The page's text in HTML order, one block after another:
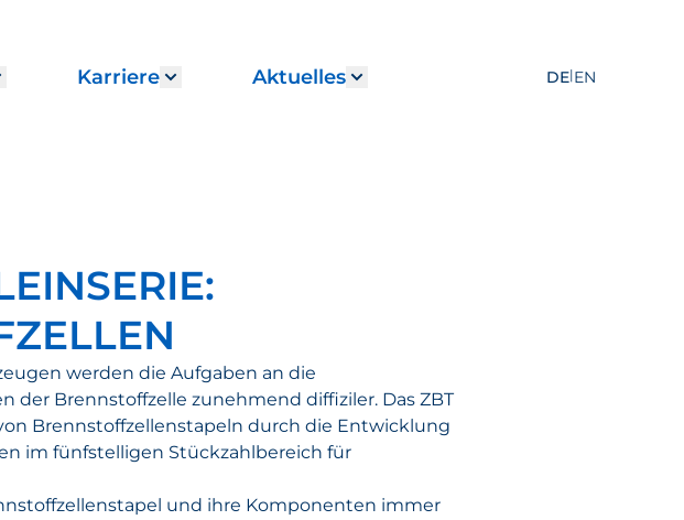
"Forschung"
submenu for "Leistungen"
Karriere Show submenu for "Karriere"
Aktuelles Show submenu for
DE|EN
werden die Aufgaben an die
Brennstoffzelle zunehmend diffiziler. Das ZBT
Brennstoffzellenstapeln durch die Entwicklung
im fünfstelligen Stückzahlbereich für
und ihre Komponenten immer